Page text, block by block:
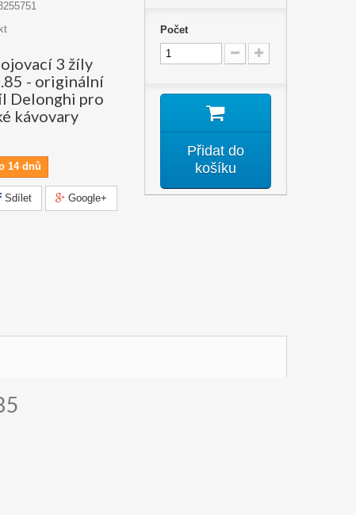
3 žíly
- originální
Delonghi pro
kávovary
14 dnů
Sdílet Google+
Počet
Přidat do
košíku